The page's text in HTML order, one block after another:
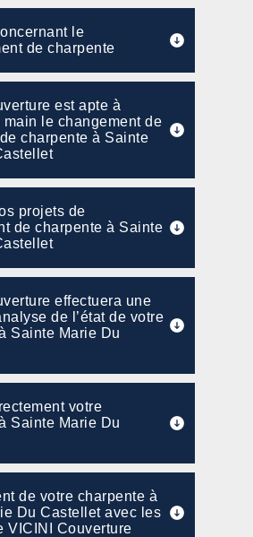
le
de charpente
est apte à
main le changement de
charpente à Sainte
projets de
de charpente à Sainte
effectuera une
de l’état de votre
Sainte Marie Du
votre
Sainte Marie Du
de votre charpente à
Du Castellet avec les
VICINI Couverture